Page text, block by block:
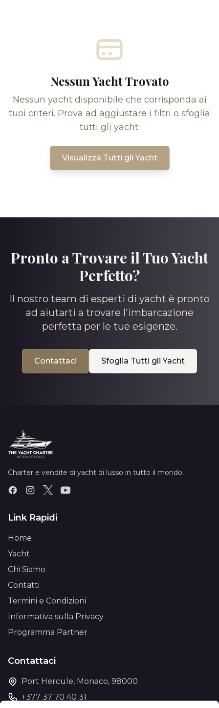
Nessun Yacht Trovato
Nessun yacht disponibile che corrisponda ai
tuoi criteri. Prova ad aggiustare i filtri o sfoglia
tutti gli yacht.
Visualizza Tutti gli Yacht
Pronto a Trovare il Tuo Yacht
Perfetto?
Il nostro team di esperti di yacht è pronto
ad aiutarti a trovare l'imbarcazione
perfetta per le tue esigenze.
Contattaci Sfoglia Tutti gli Yacht
Charter e vendite di yacht di lusso in tutto il mondo.
Link Rapidi
Home
Yacht
Chi Siamo
Contatti
Termini e Condizioni
Informativa sulla Privacy
Programma Partner
Contattaci
Port Hercule, Monaco, 98000
+377 37 70 40 31